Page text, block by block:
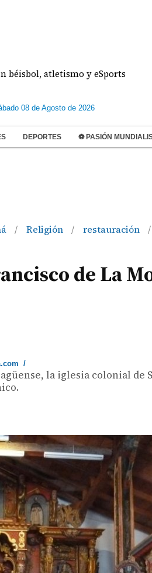
atletismo y eSports
08 de Agosto de 2026
DEPORTES ⚽ PASIÓN
/ Religión / restauración /
de La
/
la iglesia colonial de